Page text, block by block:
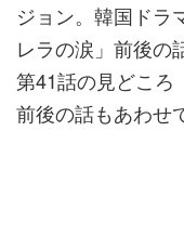
ジョン。韓国ドラ
レラの涙」前後
第41話の見どころ
前後の話もあわせ